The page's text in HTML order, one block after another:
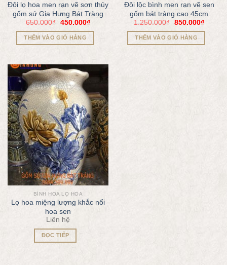
Đôi lọ hoa men rạn vẽ sơn thủy
gốm sứ Gia Hưng Bát Tràng
650.000₫ 450.000₫
THÊM VÀO GIỎ HÀNG
Đôi lộc bình men rạn vẽ sen
gốm bát tràng cao 45cm
1.250.000₫ 850.000₫
THÊM VÀO GIỎ HÀNG
BÌNH HOA LỌ HOA
Lọ hoa miệng lượng khắc nổi
hoa sen
Liên hệ
ĐỌC TIẾP